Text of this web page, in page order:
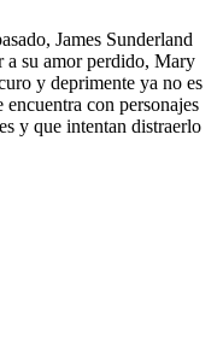
James Sunderland
a su amor perdido, Mary
y deprimente ya no es
encuentra con personajes
y que intentan distraerlo